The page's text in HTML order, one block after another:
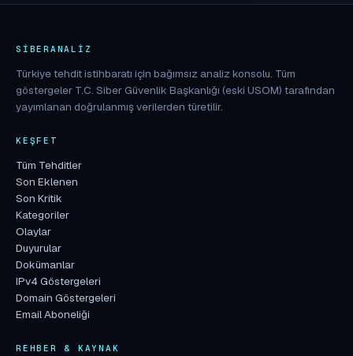
SIBERANALIZ
Türkiye tehdit istihbaratı için bağımsız analiz konsolu. Tüm
göstergeler T.C. Siber Güvenlik Başkanlığı (eski USOM) tarafından
yayımlanan doğrulanmış verilerden türetilir.
KEŞFET
Tüm Tehditler
Son Eklenen
Son Kritik
Kategoriler
Olaylar
Duyurular
Dokümanlar
IPv4 Göstergeleri
Domain Göstergeleri
Email Aboneliği
REHBER & KAYNAK